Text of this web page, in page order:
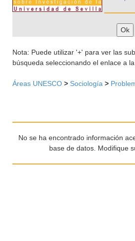
Nota: Puede utilizar '+' para ver las
búsqueda seleccionando el enlace a
Áreas UNESCO > Sociología >
No se ha encontrado información
base de datos. Modifique